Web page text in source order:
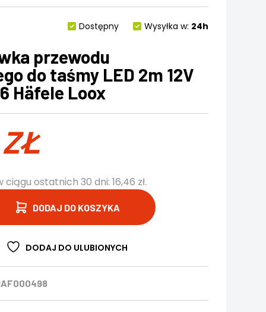
Dostępny Wysyłka w: 24h
przewodu
do taśmy LED 2m 12V
Häfele Loox
ZŁ
ciągu ostatnich 30 dni: 16,46 zł.
DODAJ DO KOSZYKA
DODAJ DO ULUBIONYCH